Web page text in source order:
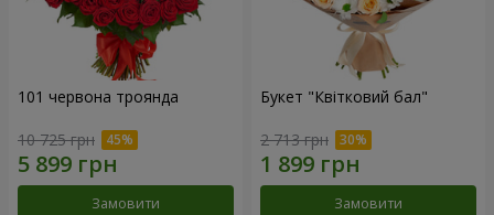
101 червона троянда
10 725 грн
Замовити
Букет "Квітковий бал"
2 713 грн
Замовити